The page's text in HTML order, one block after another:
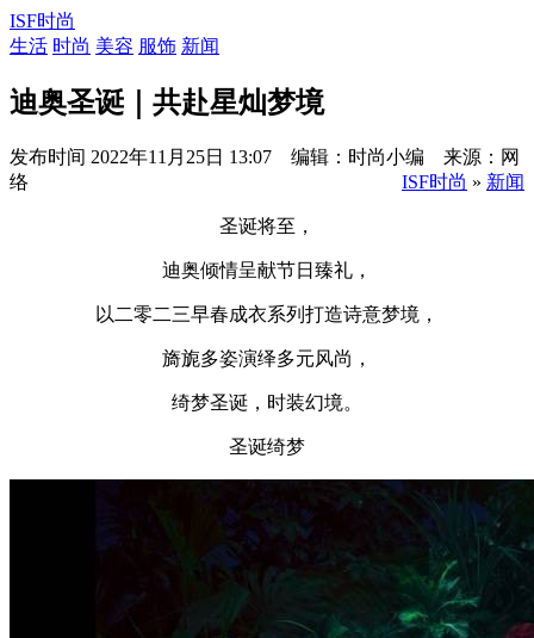
ISF时尚
生活 时尚 美容 服饰 新闻
迪奥圣诞｜共赴星灿梦境
发布时间 2022年11月25日 13:07 编辑：时尚小编 来源：网
络
ISF时尚 » 新闻
圣诞将至，
迪奥倾情呈献节日臻礼，
以二零二三早春成衣系列打造诗意梦境，
旖旎多姿演绎多元风尚，
绮梦圣诞，时装幻境。
圣诞绮梦